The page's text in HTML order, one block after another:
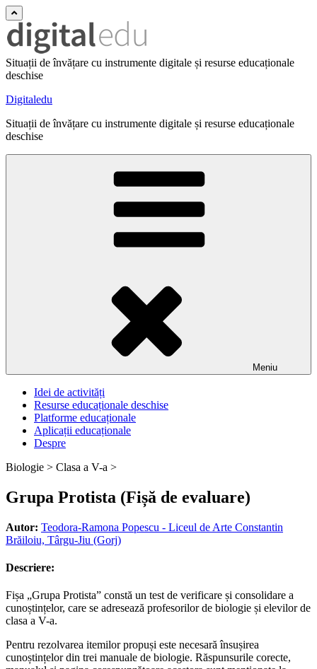
Situații de învățare cu instrumente digitale și resurse educaționale
deschise
Digitaledu
Situații de învățare cu instrumente digitale și resurse educaționale
deschise
Meniu
Idei de activități
Resurse educaționale deschise
Platforme educaționale
Aplicații educaționale
Despre
Biologie > Clasa a V-a >
Grupa Protista (Fișă de evaluare)
Autor: Teodora-Ramona Popescu - Liceul de Arte Constantin
Brăiloiu, Târgu-Jiu (Gorj)
Descriere:
Fișa „Grupa Protista” constă un test de verificare și consolidare a
cunoștințelor, care se adresează profesorilor de biologie și elevilor de
clasa a V-a.
Pentru rezolvarea itemilor propuși este necesară însușirea
cunoștințelor din trei manuale de biologie. Răspunsurile corecte,